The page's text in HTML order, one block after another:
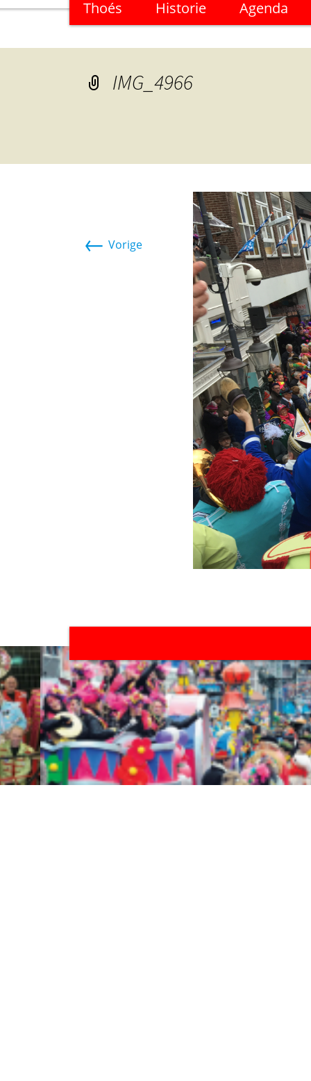
naar
de
inhoud
Thoés Historie Agenda
IMG_4966
← Vorige